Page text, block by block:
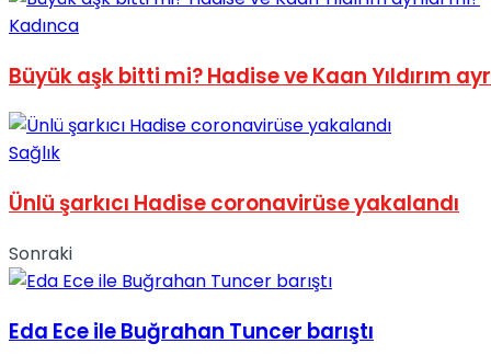
No Result
View All Result
Kadınca
Büyük aşk bitti mi? Hadise ve Kaan Yıldırım
Sağlık
Ünlü şarkıcı Hadise coronavirüse yakalandı
Sonraki
Eda Ece ile Buğrahan Tuncer barıştı